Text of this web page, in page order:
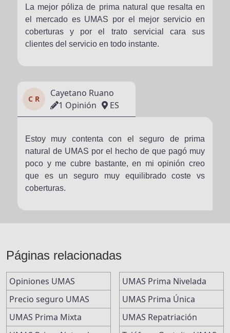
La mejor póliza de prima natural que resalta en
el mercado es UMAS por el mejor servicio en
coberturas y por el trato servicial cara sus
clientes del servicio en todo instante.
C R
Cayetano Ruano
1 Opinión
ES
Estoy muy contenta con el seguro de prima
natural de UMAS por el hecho de que pagó muy
poco y me cubre bastante, en mi opinión creo
que es un seguro muy equilibrado coste vs
coberturas.
Páginas relacionadas
Opiniones UMAS
Precio seguro UMAS
UMAS Prima Mixta
UMAS Prima Nivelada
UMAS Prima Única
UMAS Repatriación